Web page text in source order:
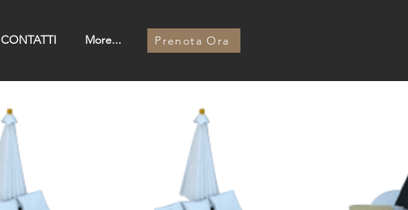
CONTATTI More... Prenota Ora